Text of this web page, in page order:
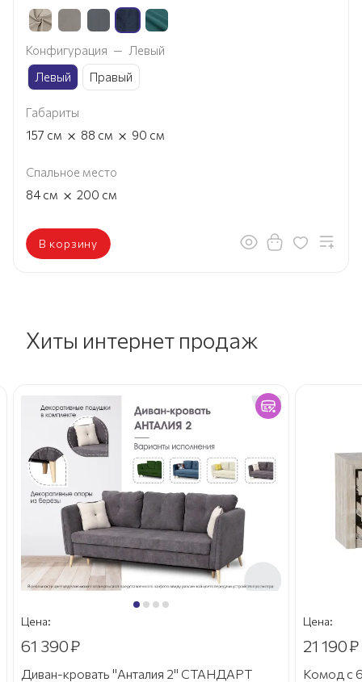
Конфигурация — Левый
Левый
Правый
Габариты
157 см × 88 см × 90 см
Спальное место
84 см × 200 см
В корзину
Хиты интернет продаж
Цена:
61 390₽
Диван-кровать "Анталия 2" СТАНДАРТ
Цена:
21 190₽
Комод с